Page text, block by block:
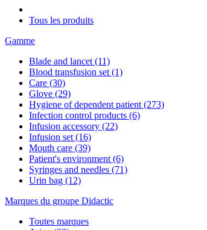
Tous les produits
Gamme
Blade and lancet (11)
Blood transfusion set (1)
Care (30)
Glove (29)
Hygiene of dependent patient (273)
Infection control products (6)
Infusion accessory (22)
Infusion set (16)
Mouth care (39)
Patient's environment (6)
Syringes and needles (71)
Urin bag (12)
Marques du groupe Didactic
Toutes marques